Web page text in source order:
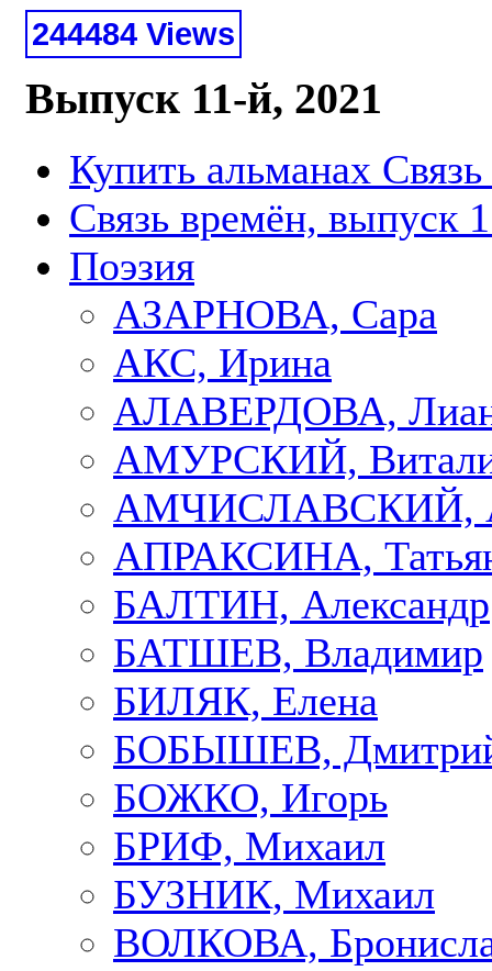
244484 Views
Выпуск 11-й, 2021
Купить альманах
Связь времён, выпуск
Поэзия
АЗАРНОВА, Сара
АКС, Ирина
АЛАВЕРДОВА,
АМУРСКИЙ,
АМЧИСЛАВСКИЙ,
АПРАКСИНА,
БАЛТИН, Александр
БАТШЕВ, Владимир
БИЛЯК, Елена
БОБЫШЕВ,
БОЖКО, Игорь
БРИФ, Михаил
БУЗНИК, Михаил
ВОЛКОВА,